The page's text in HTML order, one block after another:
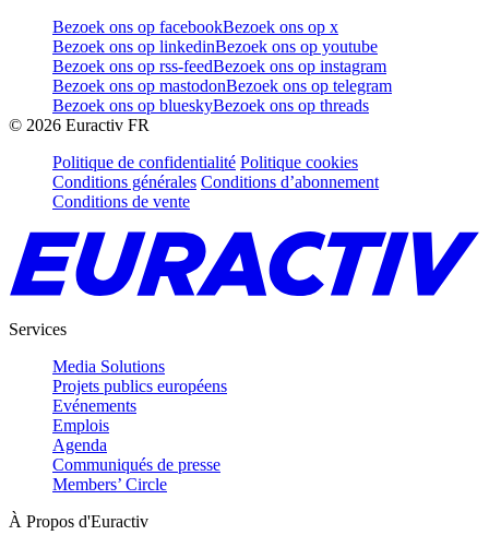
Bezoek ons op facebookBezoek ons op x
Bezoek ons op linkedinBezoek ons op youtube
Bezoek ons op rss-feedBezoek ons op instagram
Bezoek ons op mastodonBezoek ons op telegram
Bezoek ons op blueskyBezoek ons op threads
© 2026 Euractiv FR
Politique de confidentialité Politique cookies
Conditions générales Conditions d’abonnement
Conditions de vente
Services
Media Solutions
Projets publics européens
Evénements
Emplois
Agenda
Communiqués de presse
Members’ Circle
À Propos d'Euractiv